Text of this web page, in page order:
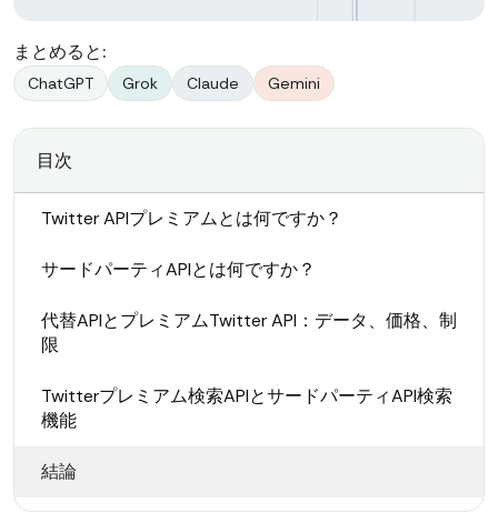
まとめると:
ChatGPT Grok Claude Gemini
目次
Twitter APIプレミアムとは何ですか？
サードパーティAPIとは何ですか？
代替APIとプレミアムTwitter API：データ、価格、制
限
Twitterプレミアム検索APIとサードパーティAPI検索
機能
結論